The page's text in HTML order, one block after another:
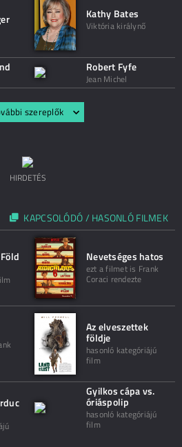
Kathy Bates
Viktória királynő
Robert Fyfe
Jean Michel
szereplők
HIRDETÉS
KAPCSOLÓDÓ / HASONLÓ FILMEK
Nevetséges hatos
ezt a filmet is Frank
Coraci rendezte
Az elveszettek
földje
hasonló kategóriájú
film
Gyilkos cápa vs.
óriáspolip
hasonló kategóriájú
film